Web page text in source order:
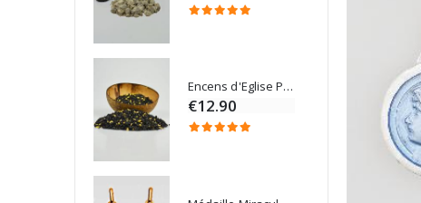
Encens d'Eglise Pontifical 250g
€12.90